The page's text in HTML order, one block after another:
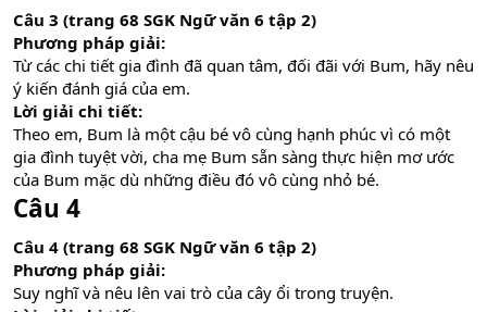
Câu 3 (trang 68 SGK Ngữ văn 6 tập 2)
Phương pháp giải:
Từ các chi tiết gia đình đã quan tâm, đối đãi với Bum, hãy nêu
ý kiến đánh giá của em.
Lời giải chi tiết:
Theo em, Bum là một cậu bé vô cùng hạnh phúc vì có một
gia đình tuyệt vời, cha mẹ Bum sẵn sàng thực hiện mơ ước
của Bum mặc dù những điều đó vô cùng nhỏ bé.
Câu 4
Câu 4 (trang 68 SGK Ngữ văn 6 tập 2)
Phương pháp giải:
Suy nghĩ và nêu lên vai trò của cây ổi trong truyện.